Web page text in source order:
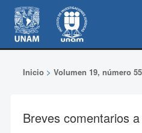
Inicio> Volumen 19, número
Breves comentarios